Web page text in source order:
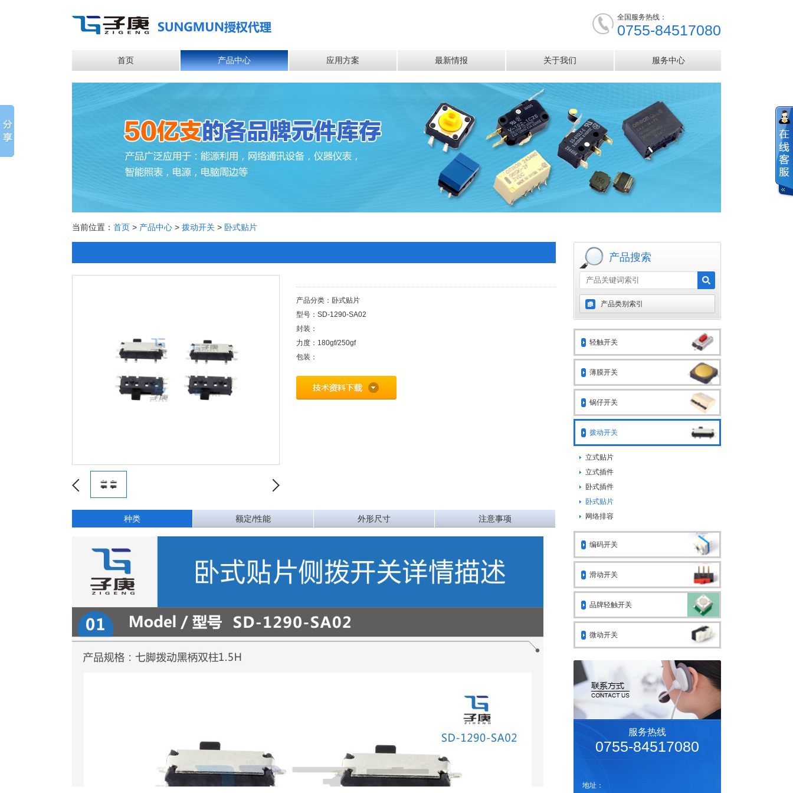
全国服务热线：
0755-84517080
首页 产品中心 应用方案 最新情报 关于我们 服务中心
当前位置： 首页 > 产品中心 > 拨动开关 > 卧式贴片
产品分类：卧式贴片
型号：SD-1290-SA02
封装：
力度：180gf/250gf
包装：
种类 额定/性能 外形尺寸 注意事项
产品搜索
产品类别索引
轻触开关
薄膜开关
锅仔开关
拨动开关
立式贴片
立式插件
卧式插件
卧式贴片
网络排容
编码开关
滑动开关
品牌轻触开关
微动开关
服务热线
0755-84517080
地址：